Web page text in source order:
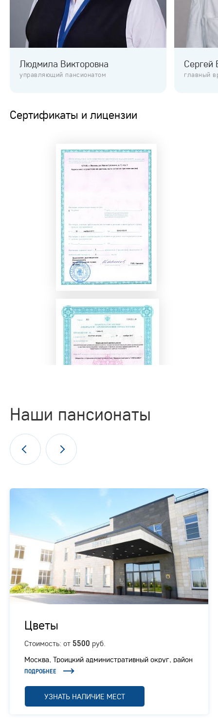
Людмила Викторовна
управляющий пансионатом
Сергей
главный
Сертификаты и лицензии
Наши пансионаты
Цветы
Стоимость: от 5500 руб.
Москва, Троицкий административный округ, район
Вороново, село Покровское, 200
ПОДРОБНЕЕ
УЗНАТЬ НАЛИЧИЕ МЕСТ